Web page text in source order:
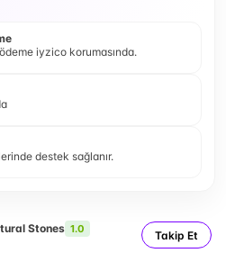
iyzico korumasında.
destek sağlanır.
Stones 1.0 Takip Et